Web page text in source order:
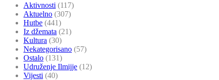
Aktivnosti (117)
Aktuelno (307)
Hutbe (441)
Iz džemata (21)
Kultura (30)
Nekategorisano (57)
Ostalo (131)
Udruženje Ilmijje (12)
Vijesti (40)